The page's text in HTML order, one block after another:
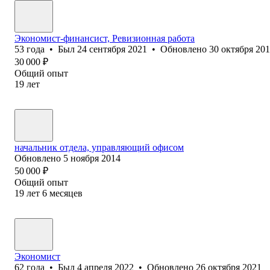
Экономист-финансист, Ревизионная работа
53 года • Был 24 сентября 2021 • Обновлено 30 октября
30 000 ₽
Общий опыт
19 лет
начальник отдела, управляющий офисом
Обновлено 5 ноября 2014
50 000 ₽
Общий опыт
19 лет 6 месяцев
Экономист
62 года • Был 4 апреля 2022 • Обновлено 26 октября 2021